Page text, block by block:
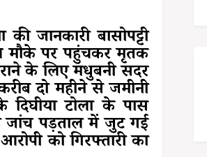
जानकारी बासोपट्टी
मौके पर पहुंचकर मृतक
के लिए मधुबनी सदर
दो महीने से जमीनी
टोला के पास
जांच पड़ताल में जुट गई
को गिरफ्तारी का